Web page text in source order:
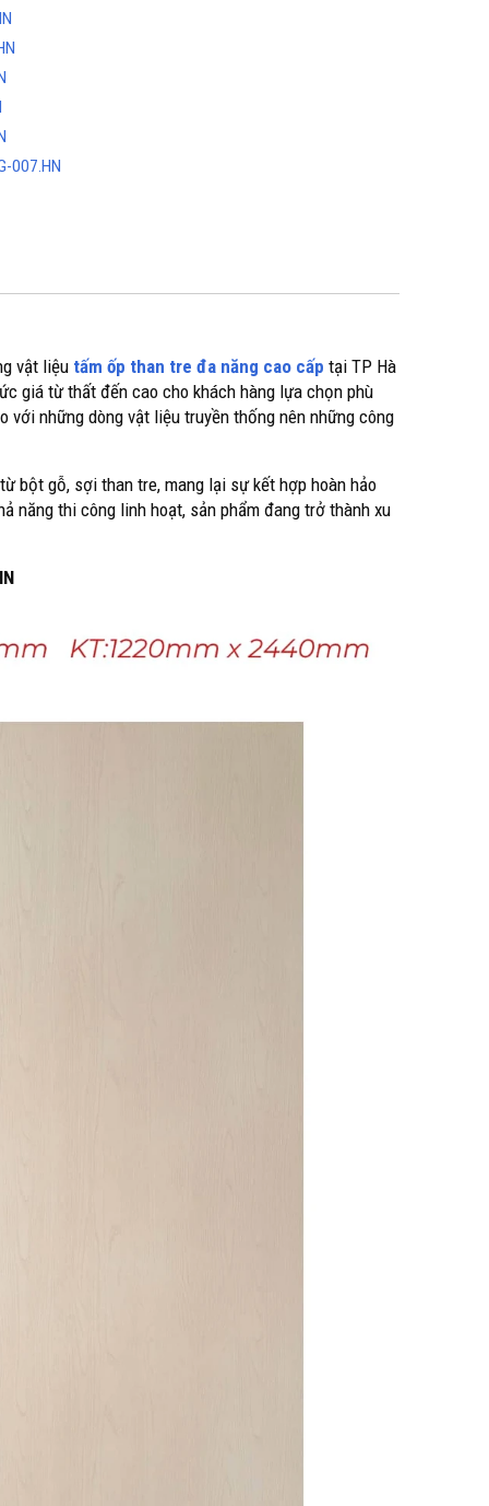
007.HN
vật liệu tấm ốp than tre đa năng cao cấp tại TP Hà
giá từ thất đến cao cho khách hàng lựa chọn phù
những dòng vật liệu truyền thống nên những công
bột gỗ, sợi than tre, mang lại sự kết hợp hoàn hảo
năng thi công linh hoạt, sản phẩm đang trở thành xu